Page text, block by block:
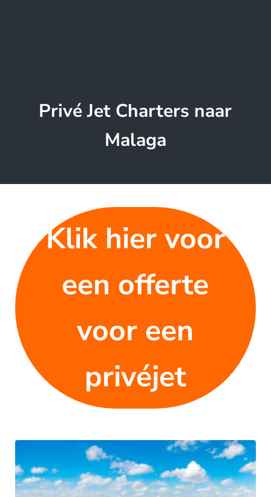
Privé Jet Charters naar
Malaga
Klik hier voor
een offerte
voor een
privéjet